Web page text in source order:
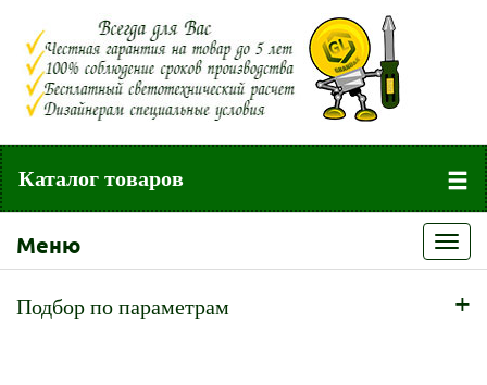
Каталог товаров
Меню
Подбор по параметрам +